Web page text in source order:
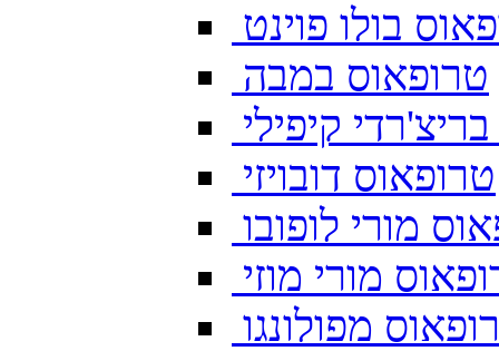
בולו פוינט
טרופאוס במבה
קיפילי
טרופאוס דובויזי
מורי לופובו
מורי מוזי
מפולונגו